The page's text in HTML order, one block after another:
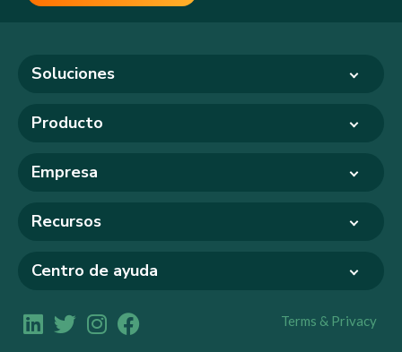
Soluciones
Producto
Empresa
Recursos
Centro de ayuda
Terms & Privacy